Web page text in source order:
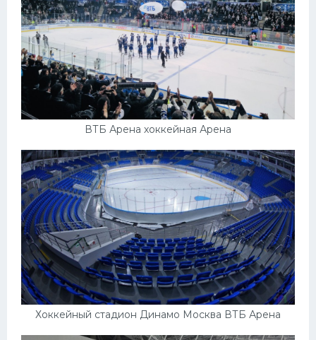
ВТБ Арена хоккейная Арена
Хоккейный стадион Динамо Москва ВТБ Арена